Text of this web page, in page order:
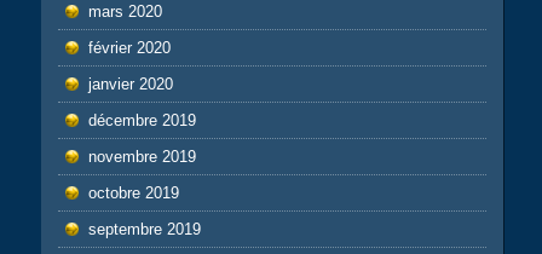
mars 2020
février 2020
janvier 2020
décembre 2019
novembre 2019
octobre 2019
septembre 2019